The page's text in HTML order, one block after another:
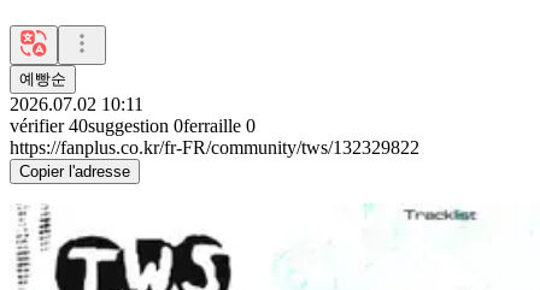
예빵순
2026.07.02 10:11
vérifier 40suggestion 0ferraille 0
https://fanplus.co.kr/fr-FR/community/tws/132329822
Copier l'adresse